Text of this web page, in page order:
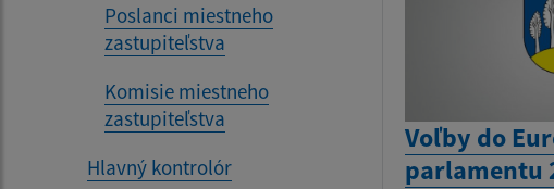
Poslanci miestneho
zastupiteľstva
Komisie miestneho
zastupiteľstva
Hlavný kontrolór
Voľby do
parlamentu